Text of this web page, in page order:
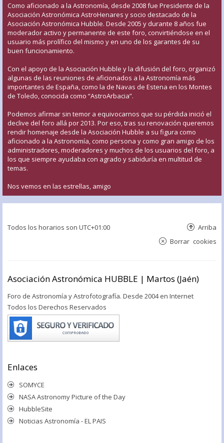
Como aficionado a la Astronomía, desde 2008 fue Presidente de la
Asociación Astronómica AstroHenares y socio destacado de la
Asociación Astronómica Hubble. Desde 2005 y durante 8 años fue
moderador activo y permanente de este foro, convirtiéndose en el
usuario más prolífico del mismo y en uno de los garantes de su
buen funcionamiento.
Con el apoyo de la Asociación Hubble y la difusión del foro, organizó
algunas de las reuniones de aficionados a la Astronomía más
importantes de España, como la de Navas de Estena en los Montes
de Toledo, conocida como “AstroArbacia”.
Podemos afirmar sin temor a equivocarnos que su pérdida inició el
declive del foro allá por 2013. Por eso, tras su renovación queremos
rendir homenaje desde la Asociación Hubble a su figura como
aficionado a la Astronomía, como persona y como gran amigo de los
administradores, moderadores y muchos de los usuarios del foro, a
los que siempre ayudaba con agrado y sabiduría en multitud de
temas.
Nos vemos en las estrellas, amigo
Todos los horarios son UTC+01:00 Arriba
Borrar cookies
Asociación Astronómica HUBBLE | Martos (Jaén)
Foro de Astronomía y Astrofotografía. Desde 2004 en Internet
Todos los Derechos Reservados
Enlaces
SOMYCE
NASA Astronomy Picture of the Day
HubbleSite
Noticias Astronomía - EL PAIS